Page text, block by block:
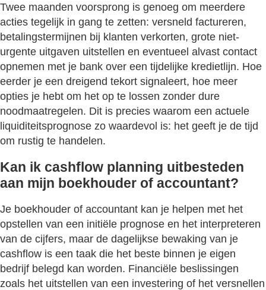
Twee maanden voorsprong is genoeg om meerdere
acties tegelijk in gang te zetten: versneld factureren,
betalingstermijnen bij klanten verkorten, grote niet-
urgente uitgaven uitstellen en eventueel alvast contact
opnemen met je bank over een tijdelijke kredietlijn. Hoe
eerder je een dreigend tekort signaleert, hoe meer
opties je hebt om het op te lossen zonder dure
noodmaatregelen. Dit is precies waarom een actuele
liquiditeitsprognose zo waardevol is: het geeft je de tijd
om rustig te handelen.
Kan ik cashflow planning uitbesteden
aan mijn boekhouder of accountant?
Je boekhouder of accountant kan je helpen met het
opstellen van een initiële prognose en het interpreteren
van de cijfers, maar de dagelijkse bewaking van je
cashflow is een taak die het beste binnen je eigen
bedrijf belegd kan worden. Financiële beslissingen
zoals het uitstellen van een investering of het versnellen